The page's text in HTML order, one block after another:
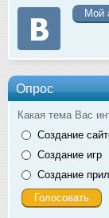
Мой
Опрос
Какая тема Вас
Создание
Создание игр
Создание